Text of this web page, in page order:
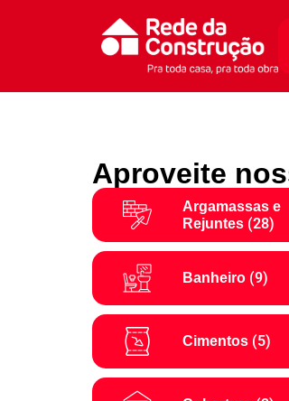
Aproveite
Argamassas e
Rejuntes (28)
Banheiro (9)
Cimentos (5)